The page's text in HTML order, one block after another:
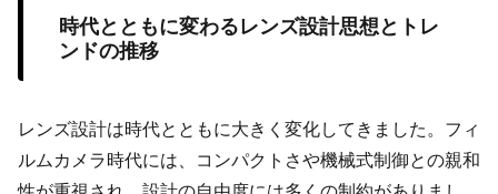
時代とともに変わるレンズ設計思想とトレ
ンドの推移
レンズ設計は時代とともに大きく変化してきました。フィ
ルムカメラ時代には、コンパクトさや機械式制御との親和